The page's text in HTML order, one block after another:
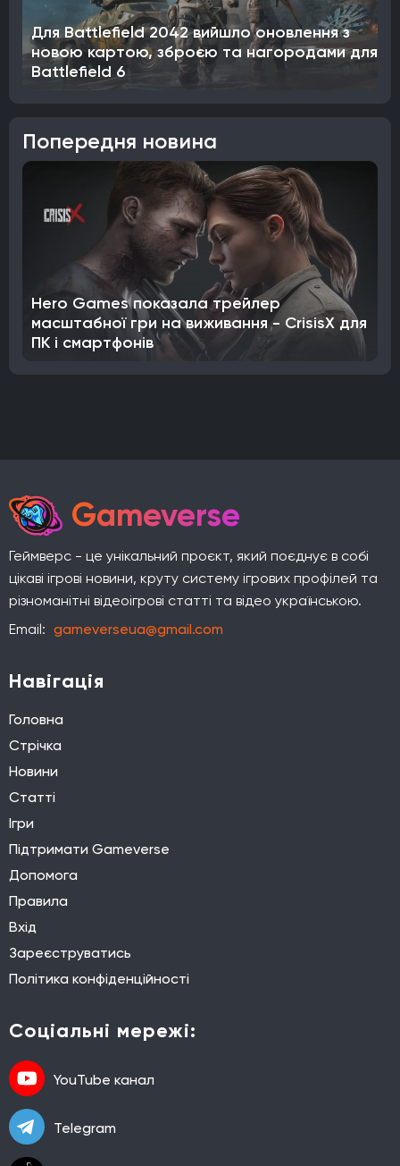
Для Battlefield 2042 вийшло оновлення з
новою картою, зброєю та нагородами для
Battlefield 6
Попередня новина
Hero Games показала трейлер
масштабної гри на виживання - CrisisX для
ПК і смартфонів
Gameverse
Геймверс - це унікальний проєкт, який поєднує в собі
цікаві ігрові новини, круту систему ігрових профілей та
різноманітні відеоігрові статті та відео українською.
Email: gameverseua@gmail.com
Навігація
Головна
Стрічка
Новини
Статті
Ігри
Підтримати Gameverse
Допомога
Правила
Вхід
Зареєструватись
Політика конфіденційності
Соціальні мережі:
YouTube канал
Telegram